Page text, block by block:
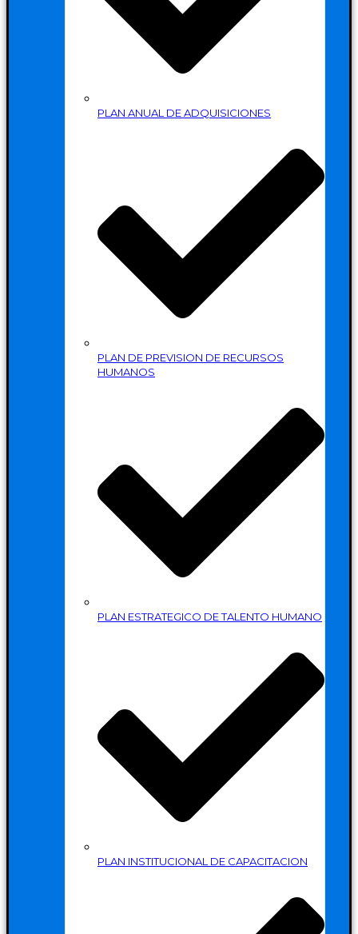
PLAN ANUAL DE ADQUISICIONES
PLAN DE PREVISION DE RECURSOS
HUMANOS
PLAN ESTRATEGICO DE TALENTO HUMANO
PLAN INSTITUCIONAL DE CAPACITACION